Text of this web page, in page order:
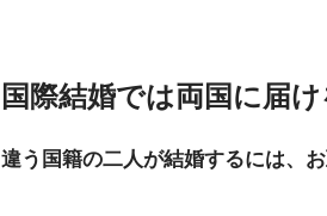
国際結婚では両国に届
違う国籍の二人が結婚するには、